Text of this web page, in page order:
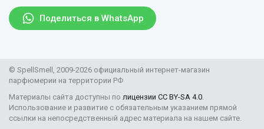
Поделиться в WhatsApp
Рассылка
Защита персональных данных
Правила продажи товаров (Постановление Правительства
Поставщикам
© SpellSmell, 2009-2026 официальный интернет-магазин
парфюмерии на территории РФ
Материалы сайта доступны по лицензии CC BY-SA 4.0.
Использование и развитие с обязательным указанием прямой
ссылки на непосредственный адрес материала на нашем сайте.